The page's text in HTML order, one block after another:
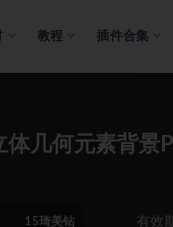
教程 插件合集
几何元素背景
15琦美钻 有效